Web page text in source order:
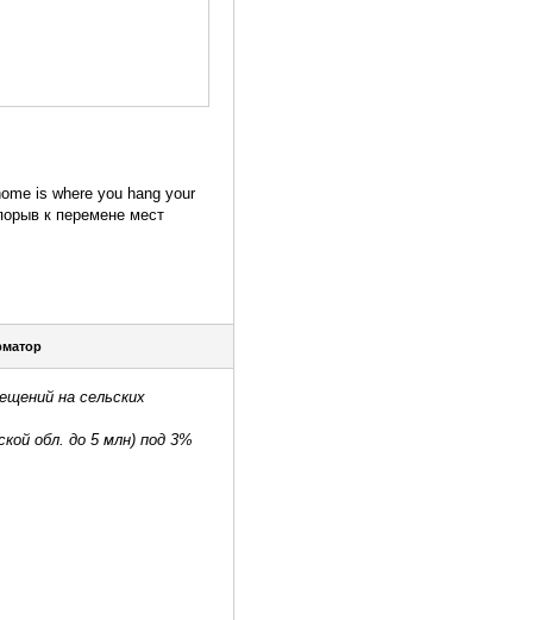
is where you hang your
к перемене мест
на сельских
обл. до 5 млн) под 3%